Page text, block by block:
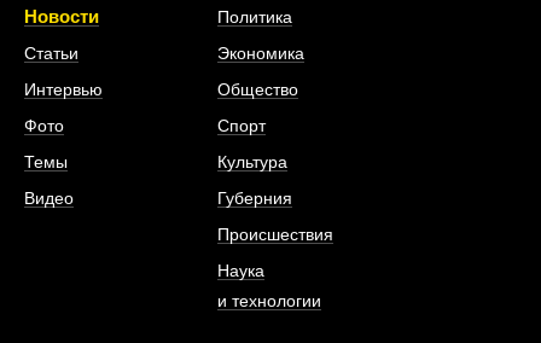
Новости
Статьи
Интервью
Фото
Темы
Видео
Политика
Экономика
Общество
Спорт
Культура
Губерния
Происшествия
Наука
и технологии